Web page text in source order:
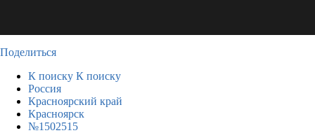
Поделиться
К поиску К поиску
Россия
Красноярский край
Красноярск
№1502515